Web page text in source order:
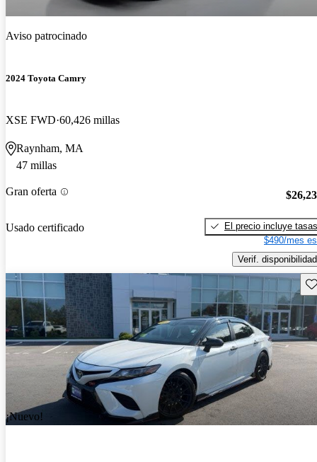
Aviso patrocinado
2024 Toyota Camry
XSE FWD 60,426 millas
Raynham, MA
47 millas
Gran oferta
Usado certificado
El precio incluye tasas
$490/mes
Verif. disponibilidad
¡Nuevo!